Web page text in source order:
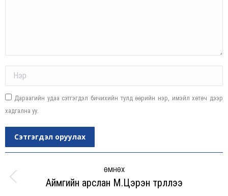
Дараагийн удаа сэтгэгдэл бичихийн тулд өөрийн нэр, имэйл хөтөч дээр
хадгална уу.
Сэтгэгдэл оруулах
navigation
ӨМНӨХ
Previous
Аймгийн арслан М.Цэрэн түрүүллээ